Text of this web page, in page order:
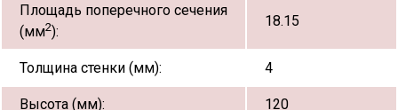
Площадь поперечного сечения
(мм2):
18.15
Толщина стенки (мм): 4
Высота (мм): 120